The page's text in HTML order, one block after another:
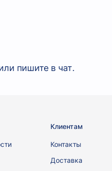
пишите в чат.
Клиентам
Контакты
Доставка